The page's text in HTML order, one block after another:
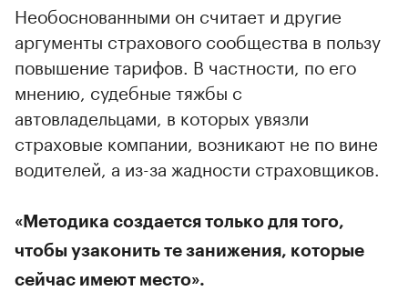
Необоснованными он считает и другие
аргументы страхового сообщества в пользу
повышение тарифов. В частности, по его
мнению, судебные тяжбы с
автовладельцами, в которых увязли
страховые компании, возникают не по вине
водителей, а из-за жадности страховщиков.
«Методика создается только для того,
чтобы узаконить те занижения, которые
сейчас имеют место».